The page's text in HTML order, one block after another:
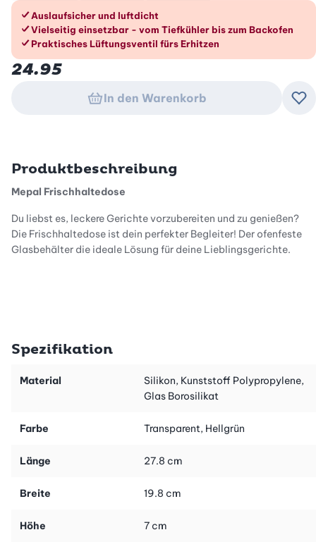
Die Vorteile im Überblick
Auslaufsicher und luftdicht
Vielseitig einsetzbar - vom Tiefkühler bis zum Backofen
Praktisches Lüftungsventil fürs Erhitzen
24.95
In den Warenkorb
Produktbeschreibung
Mepal Frischhaltedose
Du liebst es, leckere Gerichte vorzubereiten und zu genießen?
Die Frischhaltedose ist dein perfekter Begleiter! Der ofenfeste
Glasbehälter die ideale Lösung für deine Lieblingsgerichte.
Der patentierte Deckel verschließt die Glasschale mit nur einem
Klick luftdicht und auslaufsicher. Klick, dicht & aufbewahrt – so
einfach kann Kochen und Aufbewahren sein!
Vielseitig einsetzbar
Diese Frischhaltedose ist mehr als nur ein
Borosilikatglas ist backofengeeignet. Egal ob im Kühlschrank,
Mepal-Dose ist überall einsatzbereit!
Spezifikation
Material
Silikon, Kunststoff Polypropylene,
Glas Borosilikat
Farbe Transparent, Hellgrün
Länge 27.8 cm
Breite 19.8 cm
Höhe 7 cm